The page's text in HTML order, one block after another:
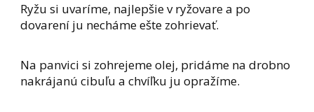
Ryžu si uvaríme, najlepšie v ryžovare a po
dovarení ju necháme ešte zohrievať.
Na panvici si zohrejeme olej, pridáme na drobno
nakrájanú cibuľu a chvíľku ju opražíme.